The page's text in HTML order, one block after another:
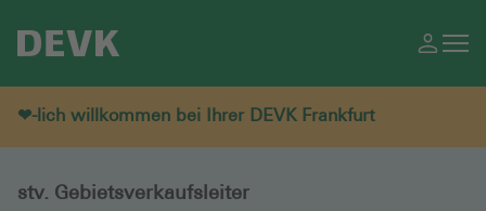
❤-lich willkommen bei Ihrer DEVK Frankfurt
stv. Gebietsverkaufsleiter